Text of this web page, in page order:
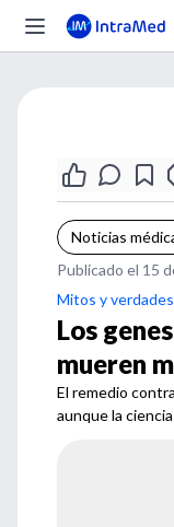
Noticias
Publicado el 15
Mitos y verdades
Los
mueren
El remedio
aunque la